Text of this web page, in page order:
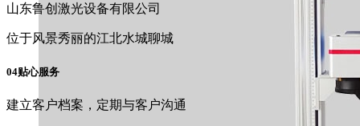
山东鲁创激光设备有限公司
位于风景秀丽的江北水城聊城
04贴心服务
建立客户档案，定期与客户沟通